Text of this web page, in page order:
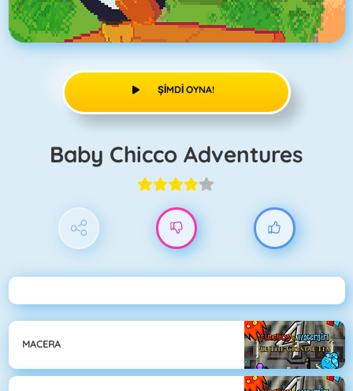
ŞIMDI OYNA!
Baby Chicco Adventures
MACERA